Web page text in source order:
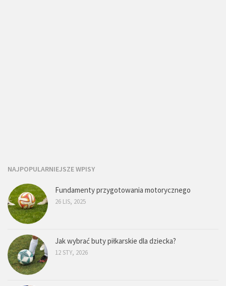
NAJPOPULARNIEJSZE WPISY
Fundamenty przygotowania motorycznego
26 LIS, 2025
Jak wybrać buty piłkarskie dla dziecka?
12 STY, 2026